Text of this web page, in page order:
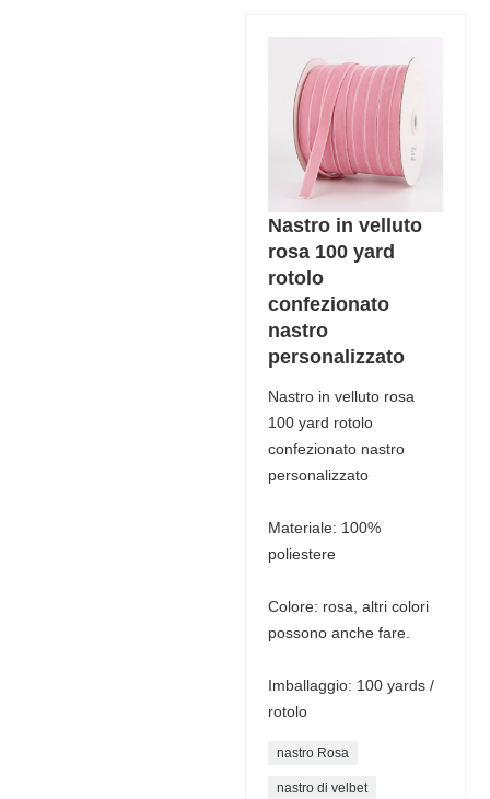
Nastro in velluto
rosa 100 yard
rotolo
confezionato
nastro
personalizzato
Nastro in velluto rosa
100 yard rotolo
confezionato nastro
personalizzato
Materiale: 100%
poliestere
Colore: rosa, altri colori
possono anche fare.
Imballaggio: 100 yards /
rotolo
nastro Rosa
nastro di velbet